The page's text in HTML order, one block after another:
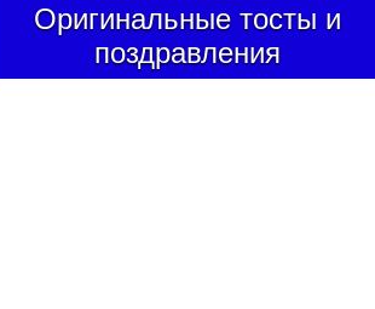
Оригинальные тосты и
поздравления